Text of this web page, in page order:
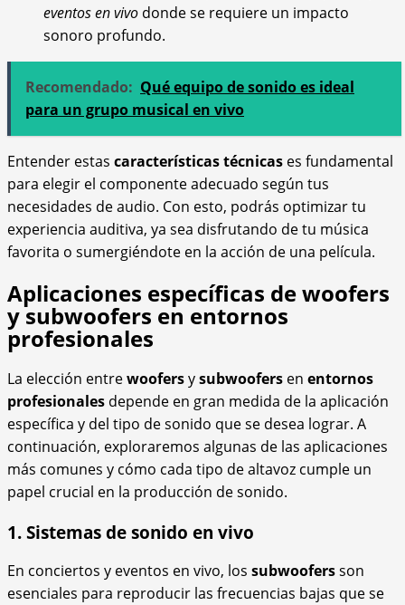
eventos en vivo donde se requiere un impacto
sonoro profundo.
Recomendado: Qué equipo de sonido es ideal
para un grupo musical en vivo
Entender estas características técnicas es fundamental
para elegir el componente adecuado según tus
necesidades de audio. Con esto, podrás optimizar tu
experiencia auditiva, ya sea disfrutando de tu música
favorita o sumergiéndote en la acción de una película.
Aplicaciones específicas de woofers
y subwoofers en entornos
profesionales
La elección entrewoofersysubwoofers en entornos
profesionales depende en gran medida de la aplicación
específica y del tipo de sonido que se desea lograr. A
continuación, exploraremos algunas de las aplicaciones
más comunes y cómo cada tipo de altavoz cumple un
papel crucial en la producción de sonido.
1. Sistemas de sonido en vivo
En conciertos y eventos en vivo, los subwoofersson
esenciales para reproducir las frecuencias bajas que se